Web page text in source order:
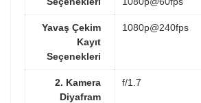
Yavaş Çekim
Kayıt
Seçenekleri
1080p@240fps
2. Kamera
Diyafram
f/1.7